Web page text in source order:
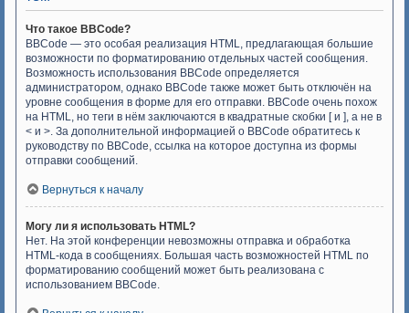
Что такое BBCode?
BBCode — это особая реализация HTML, предлагающая большие
возможности по форматированию отдельных частей сообщения.
Возможность использования BBCode определяется
администратором, однако BBCode также может быть отключён на
уровне сообщения в форме для его отправки. BBCode очень похож
на HTML, но теги в нём заключаются в квадратные скобки [ и ], а не в
< и >. За дополнительной информацией о BBCode обратитесь к
руководству по BBCode, ссылка на которое доступна из формы
отправки сообщений.
Вернуться к началу
Могу ли я использовать HTML?
Нет. На этой конференции невозможны отправка и обработка
HTML-кода в сообщениях. Большая часть возможностей HTML по
форматированию сообщений может быть реализована с
использованием BBCode.